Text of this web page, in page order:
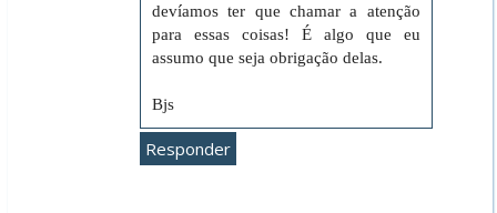
devíamos ter que chamar a atenção
para essas coisas! É algo que eu
assumo que seja obrigação delas.
Bjs
Responder